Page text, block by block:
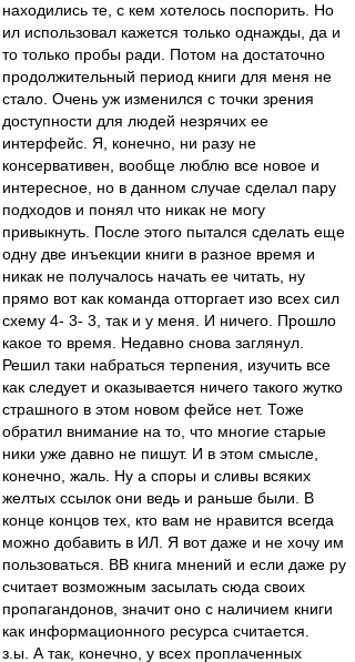
находились те, с кем хотелось поспорить. Но
ил использовал кажется только однажды, да и
то только пробы ради. Потом на достаточно
продолжительный период книги для меня не
стало. Очень уж изменился с точки зрения
доступности для людей незрячих ее
интерфейс. Я, конечно, ни разу не
консервативен, вообще люблю все новое и
интересное, но в данном случае сделал пару
подходов и понял что никак не могу
привыкнуть. После этого пытался сделать еще
одну две инъекции книги в разное время и
никак не получалось начать ее читать, ну
прямо вот как команда отторгает изо всех сил
схему 4- 3- 3, так и у меня. И ничего. Прошло
какое то время. Недавно снова заглянул.
Решил таки набраться терпения, изучить все
как следует и оказывается ничего такого жутко
страшного в этом новом фейсе нет. Тоже
обратил внимание на то, что многие старые
ники уже давно не пишут. И в этом смысле,
конечно, жаль. Ну а споры и сливы всяких
желтых ссылок они ведь и раньше были. В
конце концов тех, кто вам не нравится всегда
можно добавить в ИЛ. Я вот даже и не хочу им
пользоваться. ВВ книга мнений и если даже ру
считает возможным засылать сюда своих
пропагандонов, значит оно с наличием книги
как информационного ресурса считается.
з.ы. А так, конечно, у всех проплаченных